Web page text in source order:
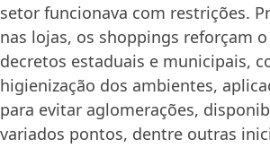
setor funcionava com restrições.
nas lojas, os shoppings reforçam
decretos estaduais e municipais,
higienização dos ambientes,
para evitar aglomerações,
variados pontos, dentre outras